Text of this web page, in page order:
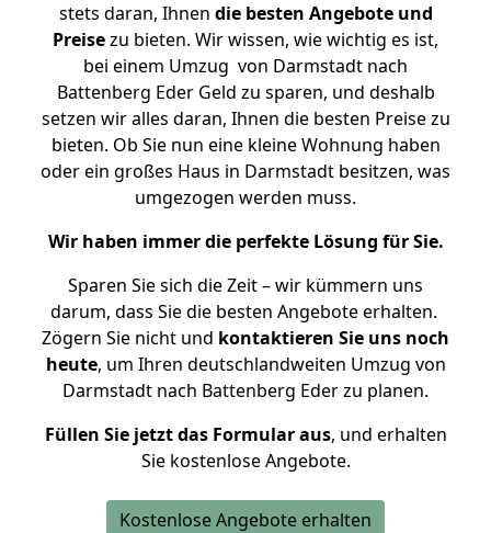
stets daran, Ihnen die besten Angebote und
Preisezu bieten. Wir wissen, wie wichtig es ist,
bei einem Umzug von Darmstadt nach
Battenberg Eder Geld zu sparen, und deshalb
setzen wir alles daran, Ihnen die besten Preise zu
bieten. Ob Sie nun eine kleine Wohnung haben
oder ein großes Haus in Darmstadt besitzen, was
umgezogen werden muss.
Wir haben immer die perfekte Lösung für Sie.
Sparen Sie sich die Zeit – wir kümmern uns
darum, dass Sie die besten Angebote erhalten.
Zögern Sie nicht und kontaktieren Sie uns noch
heute, um Ihren deutschlandweiten Umzug von
Darmstadt nach Battenberg Eder zu planen.
Füllen Sie jetzt das Formular aus, und erhalten
Sie kostenlose Angebote.
Kostenlose Angebote erhalten